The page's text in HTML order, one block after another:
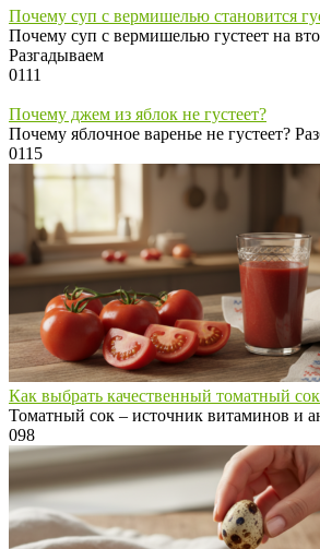
Почему суп с вермишелью становится
Почему суп с вермишелью густеет на
Разгадываем
0111
Почему джем из яблок не густеет?
Почему яблочное варенье не густеет?
0115
Как выбрать качественный томатный
Томатный сок – источник витаминов и
098